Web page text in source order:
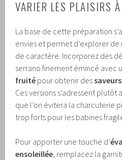
VARIER LES PLAISIRS
La base de cette préparation
envies et permet d’explorer
de caractère. Incorporez des
serrano finement émincé avec
fruité pour obtenir des
Ces versions s’adressent plutôt
que l’on évitera la charcuterie
trop forts pour les babines
Pour apporter une touche d’
ensoleillée, remplacez la